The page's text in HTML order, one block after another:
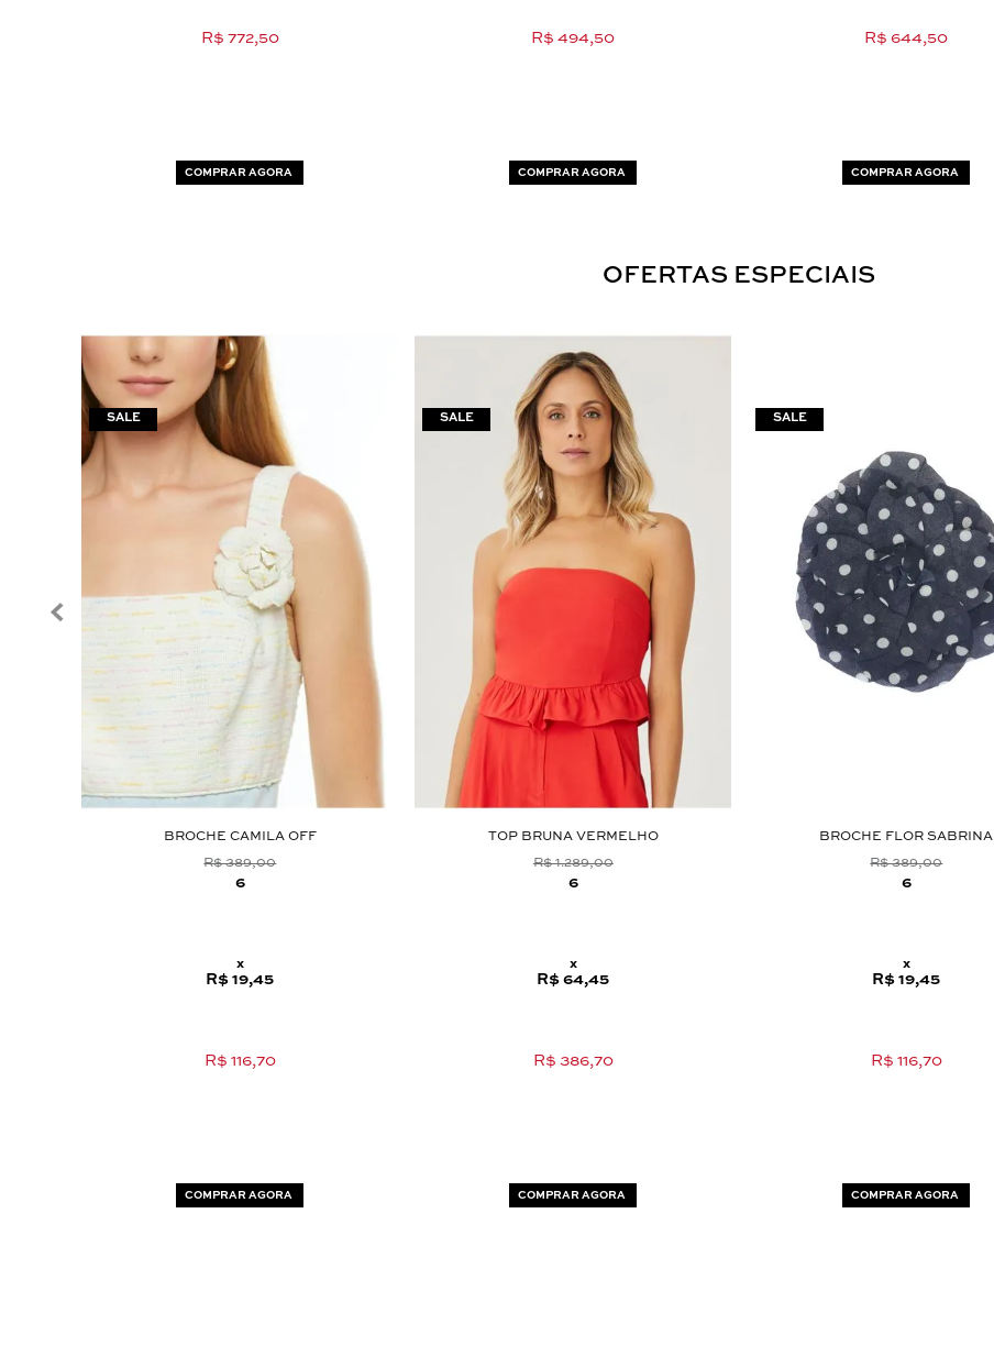
R$ 772,50
COMPRAR AGORA
R$ 494,50
COMPRAR AGORA
R$ 644,50
COMPRAR AGORA
OFERTAS ESPECIAIS
BROCHE CAMILA OFF
R$ 389,00
6
x
R$ 19,45
R$ 116,70
COMPRAR AGORA
TOP BRUNA VERMELHO
R$ 1.289,00
6
x
R$ 64,45
R$ 386,70
COMPRAR AGORA
BROCHE FLOR SABRINA
R$ 389,00
6
x
R$ 19,45
R$ 116,70
COMPRAR AGORA